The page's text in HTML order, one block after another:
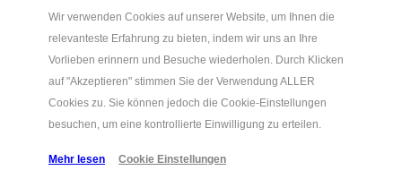
Wir verwenden Cookies auf unserer Website, um Ihnen die
relevanteste Erfahrung zu bieten, indem wir uns an Ihre
Vorlieben erinnern und Besuche wiederholen. Durch Klicken
auf "Akzeptieren" stimmen Sie der Verwendung ALLER
Cookies zu. Sie können jedoch die Cookie-Einstellungen
besuchen, um eine kontrollierte Einwilligung zu erteilen.
Mehr lesen Cookie Einstellungen